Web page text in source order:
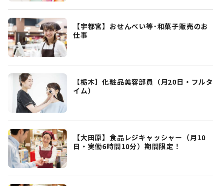
【宇都宮】おせんべい等･和菓子販売のお
仕事
【栃木】化粧品美容部員（月20日・フルタ
イム）
【大田原】食品レジキャッシャー（月10
日・実働6時間10分）期間限定！